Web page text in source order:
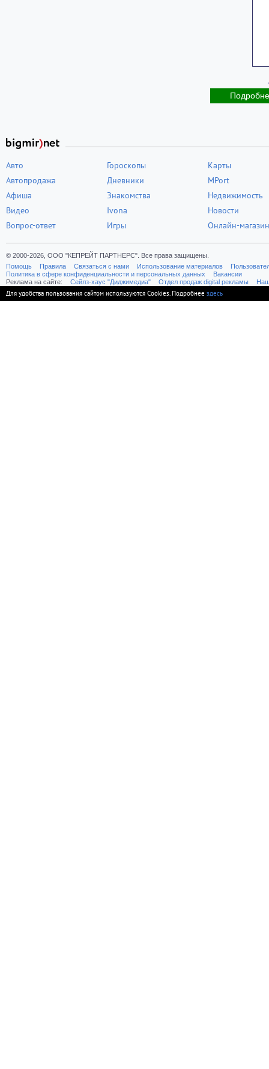
Авто
Автопродажа
Афиша
Видео
Вопрос-ответ
Гороскопы
Дневники
Знакомства
Ivona
Игры
Карты
MPort
Недвижимость
Новости
Онлайн-магазин
© 2000-2026, ООО "КЕПРЕЙТ ПАРТНЕРС". Все права защищены.
Помощь
Правила Связаться с нами Использование материалов
Политика в сфере конфиденциальности и персональных данных
Вакансии
Реклама на сайте:
Cейлз-хаус "Диджимедиа" Отдел продаж digital рекламы
Для удобства пользования сайтом используются Cookies. Подробнее здесь